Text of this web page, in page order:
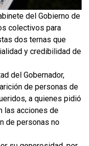
del Gobierno de
colectivos para
dos ternas que
y credibilidad de
del Gobernador,
de personas de
a quienes pidió
las acciones de
de personas no